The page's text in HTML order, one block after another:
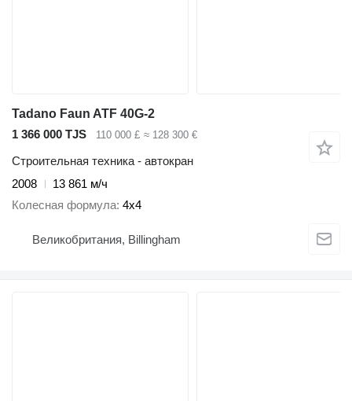
Tadano Faun ATF 40G-2
1 366 000 TJS
110 000 £ ≈ 128 300 €
Строительная техника - автокран
2008
13 861 м/ч
Колесная формула 4x4
Великобритания, Billingham